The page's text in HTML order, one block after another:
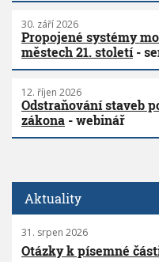
30. září 2026
Propojené systémy
městech 21. století -
12. říjen 2026
Odstraňování staveb
zákona - webinář
Aktuality
31. srpen 2026
Otázky k písemné